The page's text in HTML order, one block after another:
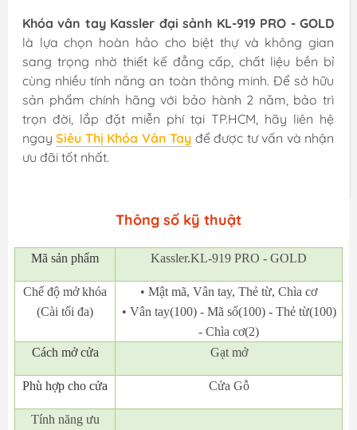
Khóa vân tay Kassler đại sảnh KL-919 PRO - GOLD
là lựa chọn hoàn hảo cho biệt thự và không gian
sang trọng nhờ thiết kế đẳng cấp, chất liệu bền bỉ
cùng nhiều tính năng an toàn thông minh. Để sở hữu
sản phẩm chính hãng với bảo hành 2 năm, bảo trì
trọn đời, lắp đặt miễn phí tại TP.HCM, hãy liên hệ
ngaySiêu Thị Khóa Vân Tay để được tư vấn và nhận
ưu đãi tốt nhất.
Thông số kỹ thuật
Mã sản phẩm Kassler.KL-919 PRO - GOLD
Chế độ mở khóa
(Cài tối đa)
• Mật mã, Vân tay, Thẻ từ, Chìa cơ
• Vân tay(100) - Mã số(100) - Thẻ từ(100)
- Chìa cơ(2)
Cách mở cửa
Gạt mở
Phù hợp cho cửa Cửa Gỗ
Tính năng ưu